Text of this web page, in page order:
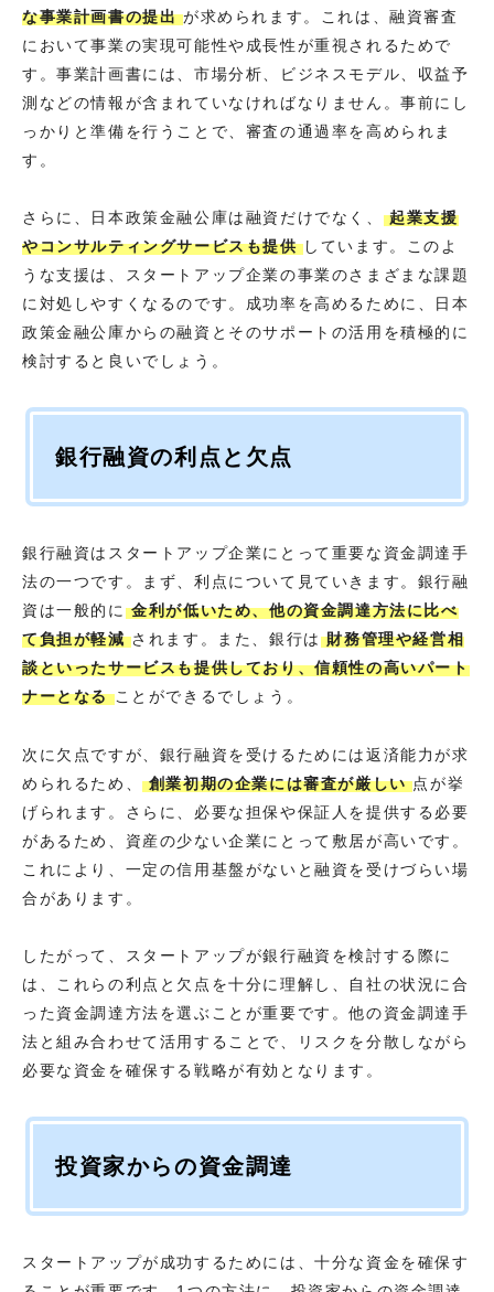
な事業計画書の提出が求められます。これは、融資審査
において事業の実現可能性や成長性が重視されるためで
す。事業計画書には、市場分析、ビジネスモデル、収益予
測などの情報が含まれていなければなりません。事前にし
っかりと準備を行うことで、審査の通過率を高められま
す。
さらに、日本政策金融公庫は融資だけでなく、 起業支援
やコンサルティングサービスも提供しています。このよ
うな支援は、スタートアップ企業の事業のさまざまな課題
に対処しやすくなるのです。成功率を高めるために、日本
政策金融公庫からの融資とそのサポートの活用を積極的に
検討すると良いでしょう。
銀行融資の利点と欠点
銀行融資はスタートアップ企業にとって重要な資金調達手
法の一つです。まず、利点について見ていきます。銀行融
資は一般的に金利が低いため、他の資金調達方法に比べ
て負担が軽減されます。また、銀行は財務管理や経営相
談といったサービスも提供しており、信頼性の高いパート
ナーとなることができるでしょう。
次に欠点ですが、銀行融資を受けるためには返済能力が求
められるため、創業初期の企業には審査が厳しい点が挙
げられます。さらに、必要な担保や保証人を提供する必要
があるため、資産の少ない企業にとって敷居が高いです。
これにより、一定の信用基盤がないと融資を受けづらい場
合があります。
したがって、スタートアップが銀行融資を検討する際に
は、これらの利点と欠点を十分に理解し、自社の状況に合
った資金調達方法を選ぶことが重要です。他の資金調達手
法と組み合わせて活用することで、リスクを分散しながら
必要な資金を確保する戦略が有効となります。
投資家からの資金調達
スタートアップが成功するためには、十分な資金を確保す